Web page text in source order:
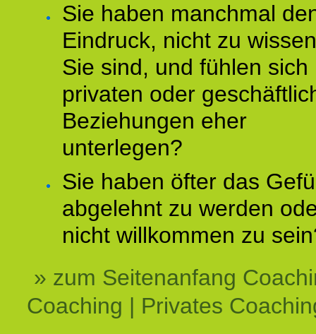
Sie haben manchmal
Eindruck, nicht zu
Sie sind, und fühlen sich
privaten oder
Beziehungen eher
unterlegen?
Sie haben öfter das
abgelehnt zu werden
nicht willkommen zu
» zum Seitenanfang
Coaching | Privates